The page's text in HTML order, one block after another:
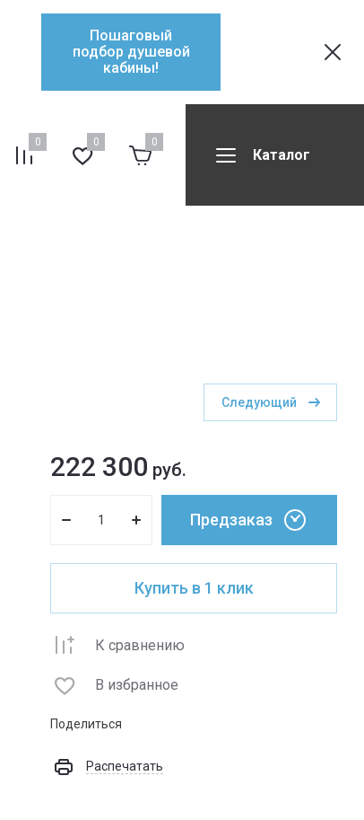
Пошаговый
подбор душевой
кабины!
0 0 0
Каталог
Следующий
222 300 руб.
Предзаказ
Купить в 1 клик
К сравнению
В избранное
Поделиться
Распечатать